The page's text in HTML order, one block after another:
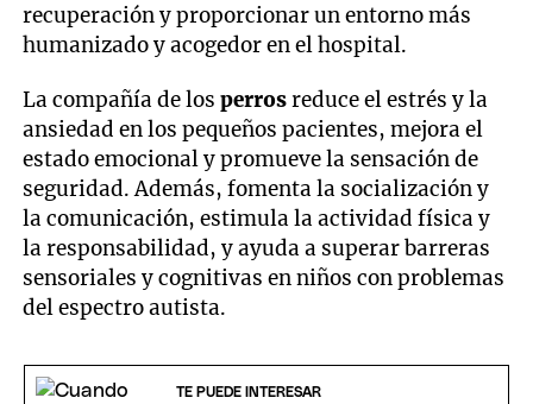
recuperación y proporcionar un entorno más
humanizado y acogedor en el hospital.
La compañía de losperrosreduce el estrés y la
ansiedad en los pequeños pacientes, mejora el
estado emocional y promueve la sensación de
seguridad. Además, fomenta la socialización y
la comunicación, estimula la actividad física y
la responsabilidad, y ayuda a superar barreras
sensoriales y cognitivas en niños con problemas
del espectro autista.
TE PUEDE INTERESAR